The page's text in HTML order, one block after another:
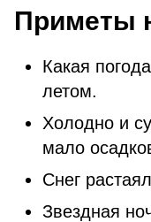
Приметы
Какая
летом.
Холодно и
мало
Снег
Звездная